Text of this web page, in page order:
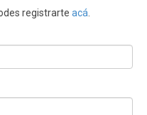
registrarte acá